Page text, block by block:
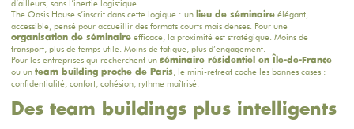
d’ailleurs, sans l’inertie logistique.
The Oasis Houses’inscrit dans cette logique : un lieu de séminaireélégant,
accessible, pensé pour accueillir des formats courts mais denses. Pour une
organisation de séminaireefficace, la proximité est stratégique. Moins de
transport, plus de temps utile. Moins de fatigue, plus d’engagement.
Pour les entreprises qui recherchent un séminairerésidentiel en Île-de-France
ou un team building proche de Paris, le mini-retreat coche les bonnes cases :
confidentialité, confort, cohésion, rythme maîtrisé.
Des team buildings plus intelligents